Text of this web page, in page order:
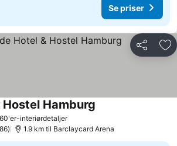
Se priser
Del
interiørdetaljerSe priser
Hamburg
1.9 km til Barclaycard Arena